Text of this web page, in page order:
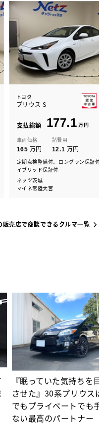
トヨタ
プリウス S
支払総額 177.1 万円
車両価格
165 万円
諸費用
12.1 万円
定期点検整備付、ロングラン保証付、
イブリッド保証付
ネッツ茨城
マイネ常陸大宮
販売店で商談できるクルマ一覧
『眠っていた気持ちを目
させた』30系プリウスは
でもプライベートでも手
ない最高のパートナー